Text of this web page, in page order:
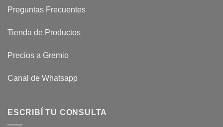
Preguntas Frecuentes
Tienda de Productos
Precios a Gremio
Canal de Whatsapp
ESCRIBÍ TU CONSULTA